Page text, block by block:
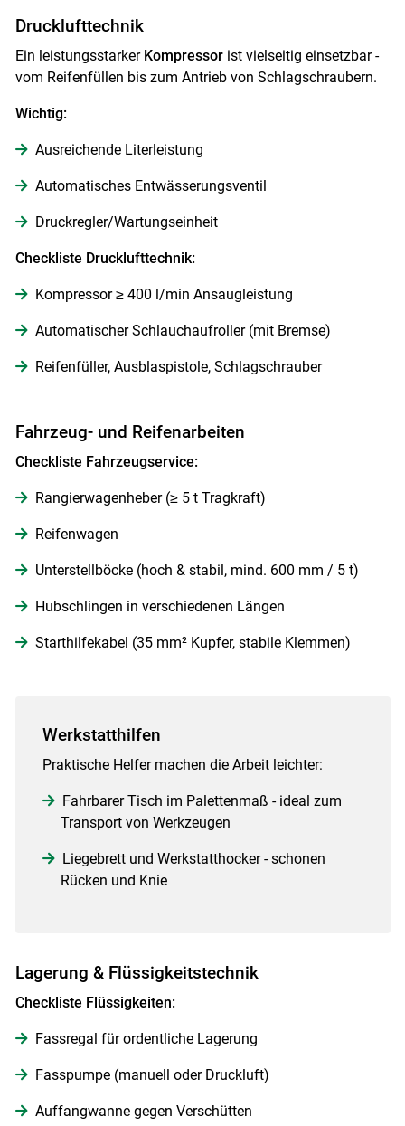
Drucklufttechnik
Ein leistungsstarker Kompressorist vielseitig einsetzbar -
vom Reifenfüllen bis zum Antrieb von Schlagschraubern.
Wichtig:
Ausreichende Literleistung
Automatisches Entwässerungsventil
Druckregler/Wartungseinheit
Checkliste Drucklufttechnik:
Kompressor ≥ 400 l/min Ansaugleistung
Automatischer Schlauchaufroller (mit Bremse)
Reifenfüller, Ausblaspistole, Schlagschrauber
Fahrzeug- und Reifenarbeiten
Checkliste Fahrzeugservice:
Rangierwagenheber (≥ 5 t Tragkraft)
Reifenwagen
Unterstellböcke (hoch & stabil, mind. 600 mm / 5 t)
Hubschlingen in verschiedenen Längen
Starthilfekabel (35 mm² Kupfer, stabile Klemmen)
Werkstatthilfen
Praktische Helfer machen die Arbeit leichter:
Fahrbarer Tisch im Palettenmaß - ideal zum
Transport von Werkzeugen
Liegebrett und Werkstatthocker - schonen
Rücken und Knie
Lagerung & Flüssigkeitstechnik
Checkliste Flüssigkeiten:
Fassregal für ordentliche Lagerung
Fasspumpe (manuell oder Druckluft)
Auffangwanne gegen Verschütten